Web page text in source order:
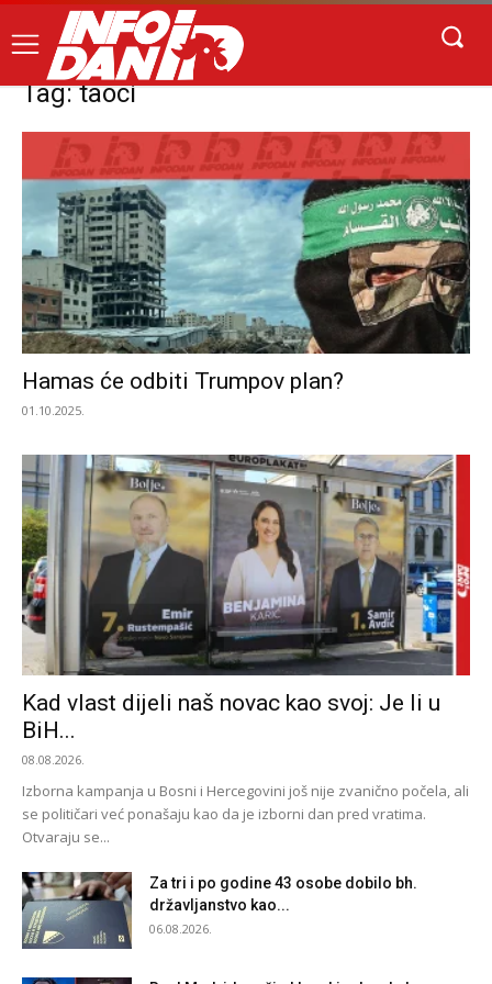
Tag: taoci
Hamas će odbiti Trumpov plan?
01.10.2025.
Kad vlast dijeli naš novac kao svoj: Je li u
BiH...
08.08.2026.
Izborna kampanja u Bosni i Hercegovini još nije zvanično počela, ali
se političari već ponašaju kao da je izborni dan pred vratima.
Otvaraju se...
Za tri i po godine 43 osobe dobilo bh.
državljanstvo kao...
06.08.2026.